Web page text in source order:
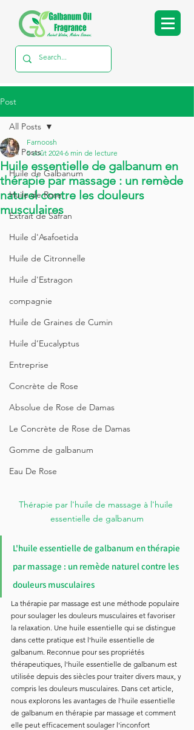
Post
All Posts
Huile de Galbanum
Huile de Rose
Extrait de Safran
Huile d'Asafoetida
Huile de Citronnelle
Huile d'Estragon
compagnie
Huile de Graines de Cumin
Huile d’Eucalyptus
Entreprise
Concrète de Rose
Absolue de Rose de Damas
Le Concrète de Rose de Damas
Gomme de galbanum
Eau De Rose
All Posts
Huile essentielle de galbanum en
thérapie par massage : un remède
naturel contre les douleurs
musculaires
Farnoosh
5 août 2024 6 min de lecture
Thérapie par l'huile de massage à l'huile
essentielle de galbanum
L'huile essentielle de galbanum en thérapie
par massage : un remède naturel contre les
douleurs musculaires
La thérapie par massage est une méthode populaire
pour soulager les douleurs musculaires et favoriser
la relaxation. Une huile essentielle qui se distingue
dans cette pratique est l'huile essentielle de
galbanum. Reconnue pour ses propriétés
thérapeutiques, l'huile essentielle de galbanum est
utilisée depuis des siècles pour traiter divers maux, y
compris les douleurs musculaires. Dans cet article,
nous explorons les avantages de l'huile essentielle
de galbanum en thérapie par massage et comment
elle peut efficacement soulager l'inconfort